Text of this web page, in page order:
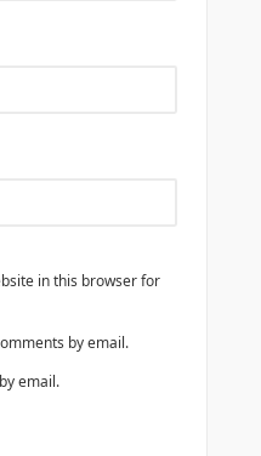
in this browser for
by email.
email.